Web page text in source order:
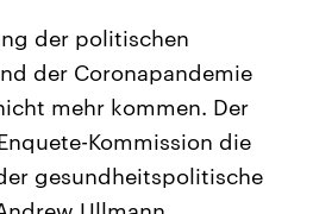
6.
aus
USA
Aktuelle Beiträge,
Hintergründe
Wirtschaftlich und
gehören die Vereinigten
den mächtigsten Ländern
mit großem Einfluss auf
der politischen
der Coronapandemie
mehr kommen. Der
Kommission die
gesundheitspolitische